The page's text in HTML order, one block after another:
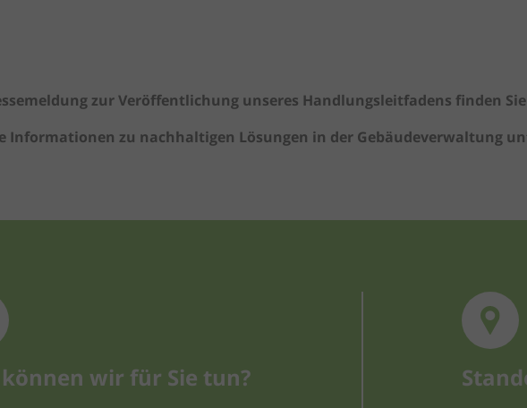
zur Veröffentlichung unseres Handlungsleitfadens finden Sie
Informationen zu nachhaltigen Lösungen in der Gebäudeverwaltung
wir für Sie tun?